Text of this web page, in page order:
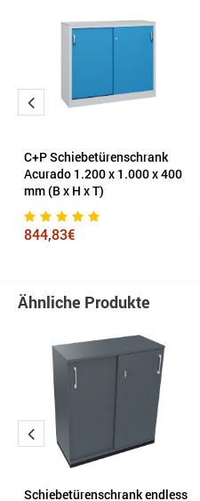
C+P Schiebetürenschrank
Acurado 1.200 x 1.000 x 400
mm (B x H x T)
844,83€
Ähnliche Produkte
Schiebetürenschrank endless